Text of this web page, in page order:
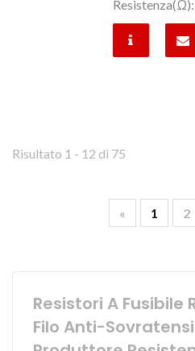
Risultato 1 - 12 di 75
« 1 2
Resistori A Fusibile
Filo Anti-